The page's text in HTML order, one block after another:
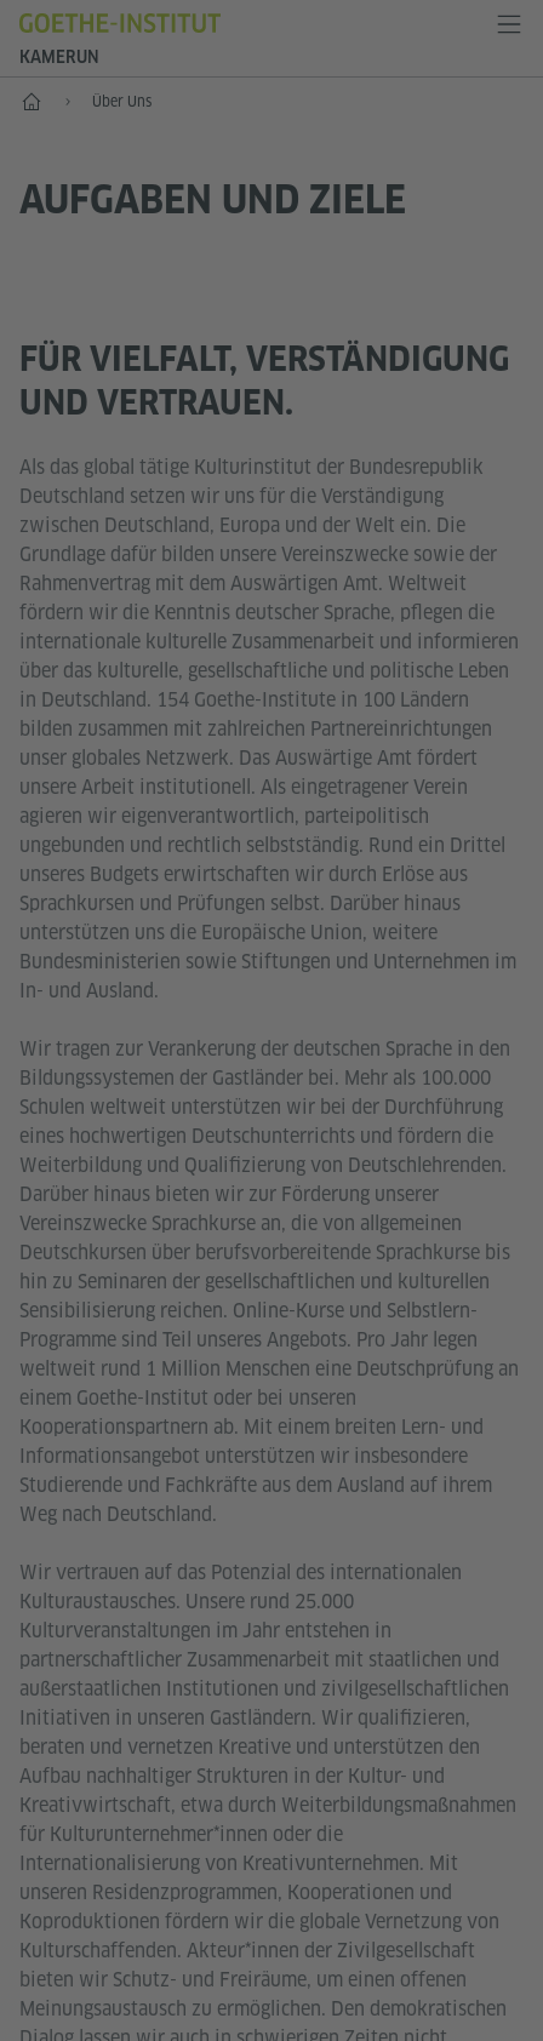
KAMERUN
Start Über Uns
AUFGABEN UND ZIELE
FÜR VIELFALT, VERSTÄNDIGUNG
UND VERTRAUEN.
Als das global tätige Kulturinstitut der Bundesrepublik
Deutschland setzen wir uns für die Verständigung
zwischen Deutschland, Europa und der Welt ein. Die
Grundlage dafür bilden unsere Vereinszwecke sowie der
Rahmenvertrag mit dem Auswärtigen Amt. Weltweit
fördern wir die Kenntnis deutscher Sprache, pflegen die
internationale kulturelle Zusammenarbeit und informieren
über das kulturelle, gesellschaftliche und politische Leben
in Deutschland. 154 Goethe-Institute in 100 Ländern
bilden zusammen mit zahlreichen Partnereinrichtungen
unser globales Netzwerk. Das Auswärtige Amt fördert
unsere Arbeit institutionell. Als eingetragener Verein
agieren wir eigenverantwortlich, parteipolitisch
ungebunden und rechtlich selbstständig. Rund ein Drittel
unseres Budgets erwirtschaften wir durch Erlöse aus
Sprachkursen und Prüfungen selbst. Darüber hinaus
unterstützen uns die Europäische Union, weitere
Bundesministerien sowie Stiftungen und Unternehmen im
In- und Ausland.
Wir tragen zur Verankerung der deutschen Sprache in den
Bildungssystemen der Gastländer bei. Mehr als 100.000
Schulen weltweit unterstützen wir bei der Durchführung
eines hochwertigen Deutschunterrichts und fördern die
Weiterbildung und Qualifizierung von Deutschlehrenden.
Darüber hinaus bieten wir zur Förderung unserer
Vereinszwecke Sprachkurse an, die von allgemeinen
Deutschkursen über berufsvorbereitende Sprachkurse bis
hin zu Seminaren der gesellschaftlichen und kulturellen
Sensibilisierung reichen. Online-Kurse und Selbstlern-
Programme sind Teil unseres Angebots. Pro Jahr legen
weltweit rund 1 Million Menschen eine Deutschprüfung an
einem Goethe-Institut oder bei unseren
Kooperationspartnern ab. Mit einem breiten Lern- und
Informationsangebot unterstützen wir insbesondere
Studierende und Fachkräfte aus dem Ausland auf ihrem
Weg nach Deutschland.
Wir vertrauen auf das Potenzial des internationalen
Kulturaustausches. Unsere rund 25.000
Kulturveranstaltungen im Jahr entstehen in
partnerschaftlicher Zusammenarbeit mit staatlichen und
außerstaatlichen Institutionen und zivilgesellschaftlichen
Initiativen in unseren Gastländern. Wir qualifizieren,
beraten und vernetzen Kreative und unterstützen den
Aufbau nachhaltiger Strukturen in der Kultur- und
Kreativwirtschaft, etwa durch Weiterbildungsmaßnahmen
für Kulturunternehmer*innen oder die
Internationalisierung von Kreativunternehmen. Mit
unseren Residenzprogrammen, Kooperationen und
Koproduktionen fördern wir die globale Vernetzung von
Kulturschaffenden. Akteur*innen der Zivilgesellschaft
bieten wir Schutz- und Freiräume, um einen offenen
Meinungsaustausch zu ermöglichen. Den demokratischen